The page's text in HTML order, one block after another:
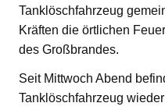
Tanklöschfahrzeug
Kräften die örtlichen
des Großbrandes.
Seit Mittwoch Abend
Tanklöschfahrzeug